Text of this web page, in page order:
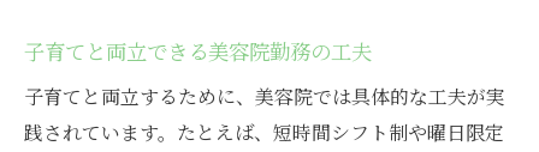
子育てと両立できる美容院勤務の工夫
子育てと両立するために、美容院では具体的な工夫が実
践されています。たとえば、短時間シフト制や曜日限定